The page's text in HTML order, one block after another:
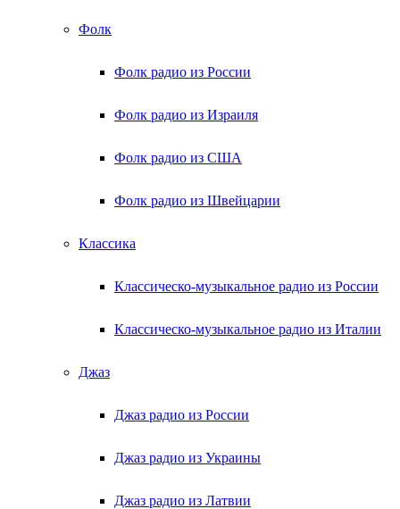
Фолк
Фолк радио из России
Фолк радио из Израиля
Фолк радио из США
Фолк радио из Швейцарии
Классика
Классическо-музыкальное радио из России
Классическо-музыкальное радио из Италии
Джаз
Джаз радио из России
Джаз радио из Украины
Джаз радио из Латвии